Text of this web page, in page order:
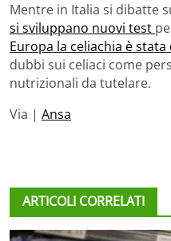
Mentre in Italia si dibatte
si sviluppano nuovi test
Europa la celiachia è stata
dubbi sui celiaci come
nutrizionali da tutelare.
Via | Ansa
ARTICOLI CORRELATI